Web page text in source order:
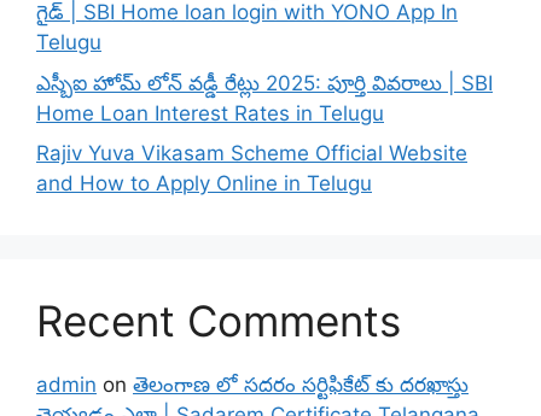
గైడ్ | SBI Home loan login with YONO App In
Telugu
ఎస్బీఐ హోమ్ లోన్ వడ్డీ రేట్లు 2025: పూర్తి వివరాలు | SBI
Home Loan Interest Rates in Telugu
Rajiv Yuva Vikasam Scheme Official Website
and How to Apply Online in Telugu
Recent Comments
admin on తెలంగాణ లో సదరం సర్టిఫికేట్ కు దరఖాస్తు